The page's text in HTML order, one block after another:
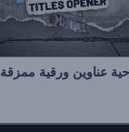
عناوين ورقية ممزقة